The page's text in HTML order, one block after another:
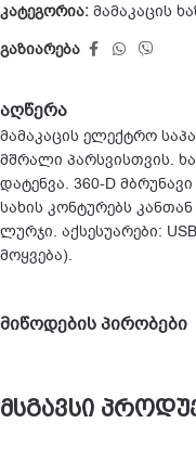
კატეგორია: მამაკაცის
გაზიარება
აღწერა
მამაკაცის ელექტრო
მშრალი პარსვისთვის.
დატენვა. 360-D
სახის კონტურებს
ლურჯი. აქსესუარები:
მოყვება).
მიწოდების პირობები
მსგავსი